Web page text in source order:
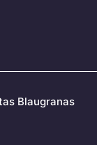
Blaugranas